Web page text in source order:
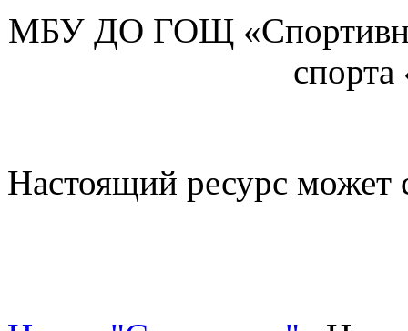
МБУ ДО ГОЩ
Настоящий ресурс может